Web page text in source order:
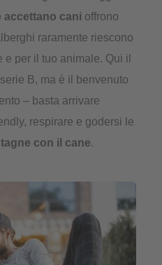
accettano cani offrono
raramente riescono
e per il tuo animale. Qui il
B, ma è il benvenuto
– basta arrivare
respirare e godersi le
con il cane.